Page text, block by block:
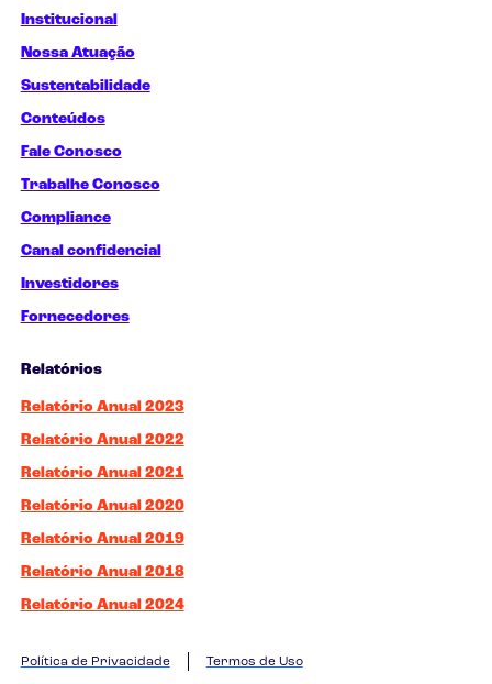
Institucional
Nossa Atuação
Sustentabilidade
Conteúdos
Fale Conosco
Trabalhe Conosco
Compliance
Canal confidencial
Investidores
Fornecedores
Relatórios
Relatório Anual 2023
Relatório Anual 2022
Relatório Anual 2021
Relatório Anual 2020
Relatório Anual 2019
Relatório Anual 2018
Relatório Anual 2024
Política de Privacidade Termos de Uso